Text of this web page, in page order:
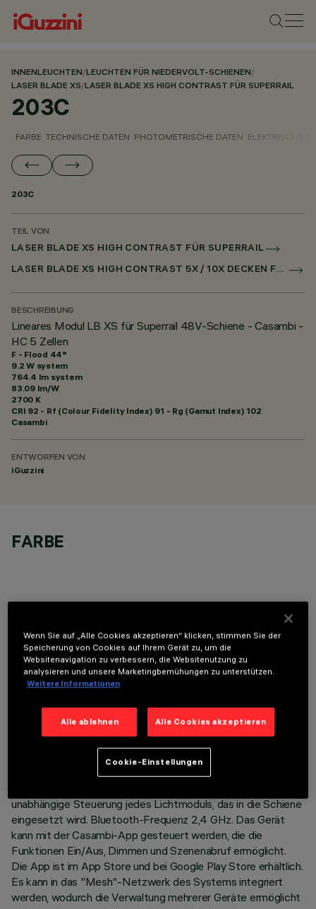
INNENLEUCHTEN/LEUCHTEN FÜR NIEDERVOLT-SCHIENEN/
LASER BLADE XS/LASER BLADE XS HIGH CONTRAST FÜR SUPERRAIL
203C
FARBE TECHNISCHE DATEN PHOTOMETRISCHE DATEN ELEKTRISCHE
203C
TEIL VON
LASER BLADE XS HIGH CONTRAST FÜR SUPERRAIL
LASER BLADE XS HIGH CONTRAST 5X / 10X DECKEN FÜR SUPERRAIL CASAMBI
BESCHREIBUNG
Lineares Modul LB XS für Superrail 48V-Schiene - Casambi -
HC 5 Zellen
F - Flood 44°
9.2 W system
764.4 lm system
83.09 lm/W
2700 K
CRI 92 - Rf (Colour Fidelity Index) 91 - Rg (Gamut Index) 102
Casambi
ENTWORFEN VON
iGuzzini
FARBE
TECHNISCHE DATEN
LETZTES UPDATE: 07.08.2026
Festes lineares Modul mit 5 optischen Elementen, komplett
Adapter aus thermoplastischem Material enthält die DC/DC-
Treiberschaltung mit Bluetooth-Protokoll. Die integrierte
unabhängige Steuerung jedes Lichtmoduls, das in die Schiene
eingesetzt wird. Bluetooth-Frequenz 2,4 GHz. Das Gerät
kann mit der Casambi-App gesteuert werden, die die
Funktionen Ein/Aus, Dimmen und Szenenabruf ermöglicht.
Die App ist im App Store und bei Google Play Store erhältlich.
Es kann in das "Mesh"-Netzwerk des Systems integriert
werden, wodurch die Verwaltung mehrerer Geräte ermöglicht
Wenn Sie auf „Alle Cookies akzeptieren“ klicken, stimmen Sie der
Speicherung von Cookies auf Ihrem Gerät zu, um die
Websitenavigation zu verbessern, die Websitenutzung zu
analysieren und unsere Marketingbemühungen zu unterstützen.
Weitere Informationen
Alle ablehnen Alle Cookies akzeptieren
Cookie-Einstellungen